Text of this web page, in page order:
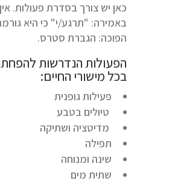
כאן יש צורך בסדרת פעולות.
באמירה: "תרגע/י" כי היא
הפוכה: הגברת סטרס.
הפעולות הנדרשות
בכל מישורי החיים:
פעילות גופנית
טיולים בטבע
מדיטציה ושתיקה
תפילה
שינה ומנוחה
שתית מים